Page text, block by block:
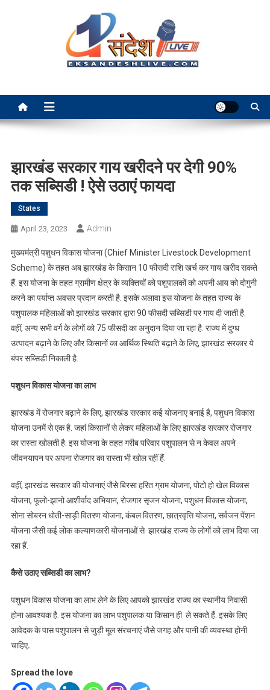
झारखंड सरकार गाय खरीदने पर देगी 90%
तक सब्सिडी ! ऐसे उठाएं फायदा
States
April 23, 2023 Admin
मुख्यमंत्री पशुधन विकास योजना (Chief Minister Livestock Development
Scheme) के तहत अब झारखंड के किसान 10 फीसदी राशि खर्च कर गाय खरीद सकते
हैं. इस योजना के तहत ग्रामीण क्षेत्र के व्यक्तियों को पशुपालकों को अपनी आय को दोगुनी
करने का पर्याप्त अवसर प्रदान करती है. इसके अलावा इस योजना के तहत राज्य के
पशुपालक महिलाओं को झारखंड सरकार द्वारा 90 फीसदी सब्सिडी पर गाय दी जाती है.
वहीं, अन्य सभी वर्ग के लोगों को 75 फीसदी का अनुदान दिया जा रहा है. राज्य में दुग्ध
उत्पादन बढ़ाने के लिए और किसानों का आर्थिक स्थिति बढ़ाने के लिए, झारखंड सरकार ये
बंपर सब्सिडी निकाली है.
पशुधन विकास योजना का लाभ
झारखंड में रोजगार बढ़ाने के लिए, झारखंड सरकार कई योजनाए बनाई है, पशुधन विकास
योजना उनमें से एक है. जहां किसानों से लेकर महिलाओं के लिए झारखंड सरकार रोजगार
का रास्ता खोलती है. इस योजना के तहत गरीब परिवार पशुपालन से न केवल अपने
जीवनयापन पर अपना रोजगार का रास्ता भी खोल रहीं हैं.
वहीं, झारखंड सरकार की योजनाएं जैसे बिरसा हरित ग्राम योजना, पोटो हो खेल विकास
योजना, फूलो-झानो आशीर्वाद अभियान, रोजगार सृजन योजना, पशुधन विकास योजना,
सोना सोबरन धोती-साड़ी वितरण योजना, कंबल वितरण, छात्रवृत्ति योजना, सर्वजन पेंशन
योजना जैसी कई लोक कल्याणकारी योजनाओं से झारखंड राज्य के लोगों को लाभ दिया जा
रहा हैं.
कैसे उठाए सब्सिडी का लाभ?
पशुधन विकास योजना का लाभ लेने के लिए आपको झारखंड राज्य का स्थानीय निवासी
होना आवश्यक है. इस योजना का लाभ पशुपालक या किसान ही ले सकते हैं. इसके लिए
आवेदक के पास पशुपालन से जुड़ी मूल संरचनाएं जैसे जगह और पानी की व्यवस्था होनी
चाहिए.
Spread the love